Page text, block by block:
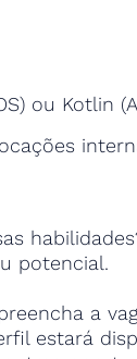
ou Kotlin
potencial.
a
estará